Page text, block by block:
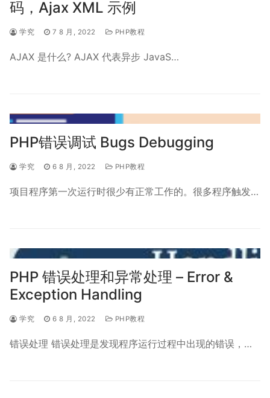
码，Ajax XML 示例
学究 7 8 月, 2022 PHP教程
AJAX 是什么? AJAX 代表异步 JavaS…
PHP错误调试 Bugs Debugging
学究 6 8 月, 2022 PHP教程
项目程序第一次运行时很少有正常工作的。很多程序触发…
PHP 错误处理和异常处理 – Error &
Exception Handling
学究 6 8 月, 2022 PHP教程
错误处理 错误处理是发现程序运行过程中出现的错误，…